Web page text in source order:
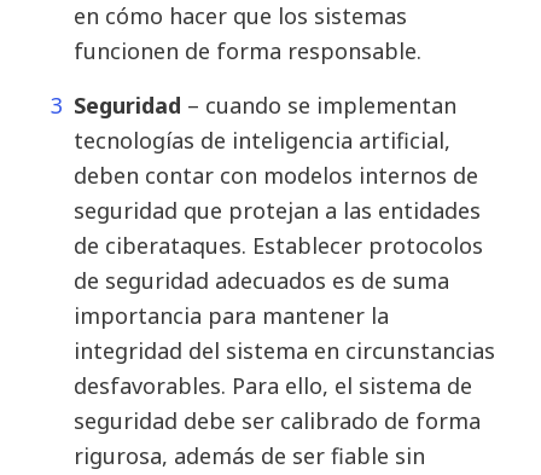
en cómo hacer que los sistemas
funcionen de forma responsable.
Seguridad – cuando se implementan
tecnologías de inteligencia artificial,
deben contar con modelos internos de
seguridad que protejan a las entidades
de ciberataques. Establecer protocolos
de seguridad adecuados es de suma
importancia para mantener la
integridad del sistema en circunstancias
desfavorables. Para ello, el sistema de
seguridad debe ser calibrado de forma
rigurosa, además de ser fiable sin